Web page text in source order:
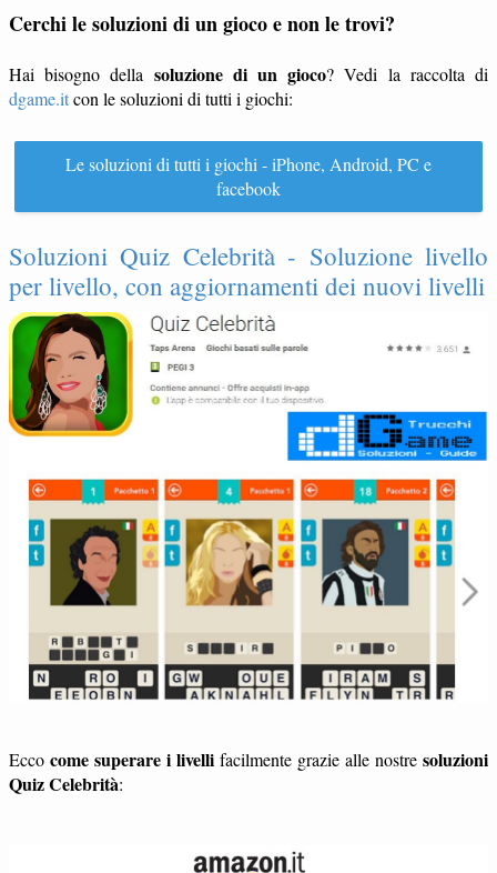
Cerchi le soluzioni di un gioco e non le trovi?
Hai bisogno della soluzione di un gioco? Vedi la raccolta di
dgame.itcon le soluzioni di tutti i giochi:
Le soluzioni di tutti i giochi - iPhone, Android, PC e
facebook
Soluzioni Quiz Celebrità - Soluzione livello
per livello, con aggiornamenti dei nuovi livelli
Ecco come superare i livellifacilmente grazie alle nostresoluzioni
Quiz Celebrità: